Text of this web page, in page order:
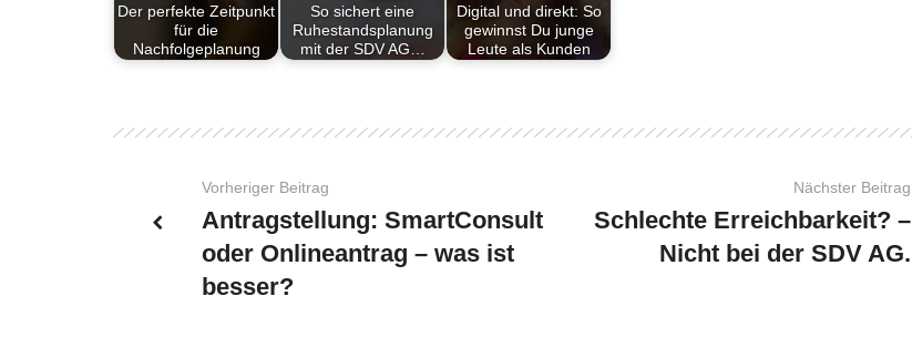
Der perfekte Zeitpunkt
für die
Nachfolgeplanung
So sichert eine
Ruhestandsplanung
mit der SDV AG…
Digital und direkt: So
gewinnst Du junge
Leute als Kunden
Vorheriger Beitrag
Antragstellung: SmartConsult
oder Onlineantrag – was ist
besser?
Nächster Beitrag
Schlechte Erreichbarkeit? –
Nicht bei der SDV AG.